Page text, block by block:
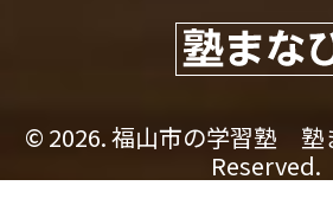
© 2026. 福山市の学習塾 塾
Reserved.